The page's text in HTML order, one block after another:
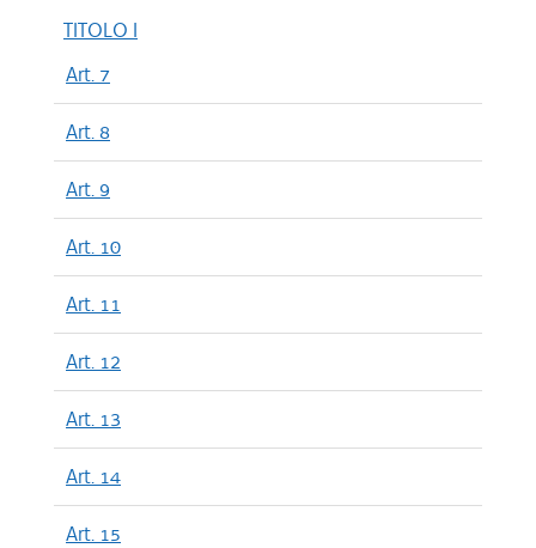
TITOLO I
Art. 7
Art. 8
Art. 9
Art. 10
Art. 11
Art. 12
Art. 13
Art. 14
Art. 15